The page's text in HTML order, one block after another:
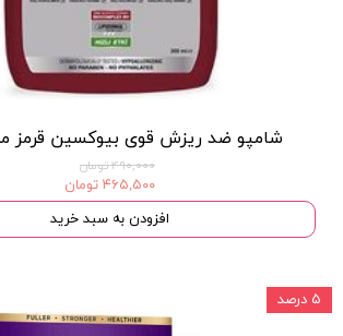
شامپو ضد ریزش قوی بیوکسین قرمز
۴۹۰,۰۰۰ تومان
۴۶۵,۵۰۰ تومان
افزودن به سبد خرید
۵ درصد